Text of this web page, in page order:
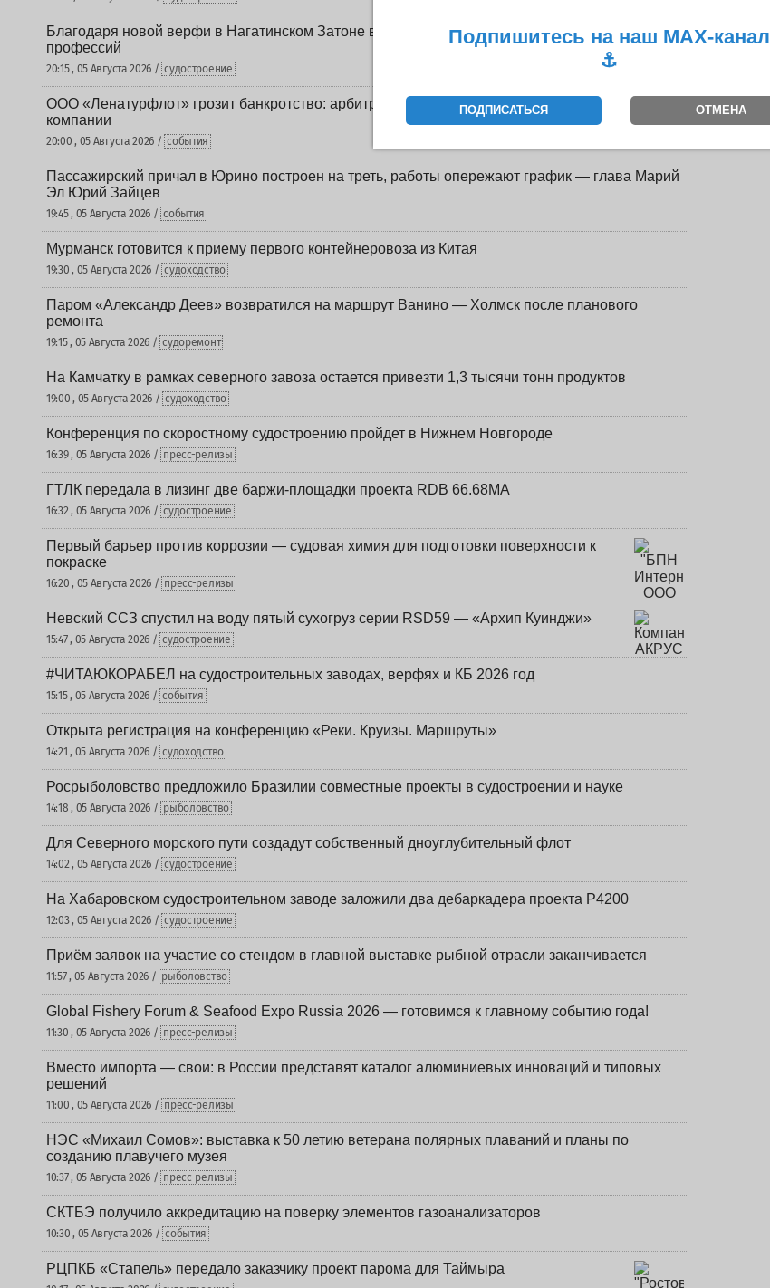
Благодаря новой верфи в Нагатинском Затоне в Москве появилось 10 судостроительных
профессий
20:15 , 05 Августа 2026 / судостроение
ООО «Ленатурфлот» грозит банкротство: арбитраж рассмотрит иск о несостоятельности
компании
20:00 , 05 Августа 2026 / события
Пассажирский причал в Юрино построен на треть, работы опережают график — глава Марий
Эл Юрий Зайцев
19:45 , 05 Августа 2026 / события
Мурманск готовится к приему первого контейнеровоза из Китая
19:30 , 05 Августа 2026 / судоходство
Паром «Александр Деев» возвратился на маршрут Ванино — Холмск после планового
ремонта
19:15 , 05 Августа 2026 / судоремонт
На Камчатку в рамках северного завоза остается привезти 1,3 тысячи тонн продуктов
19:00 , 05 Августа 2026 / судоходство
Конференция по скоростному судостроению пройдет в Нижнем Новгороде
16:39 , 05 Августа 2026 / пресс-релизы
ГТЛК передала в лизинг две баржи-площадки проекта RDB 66.68МА
16:32 , 05 Августа 2026 / судостроение
Первый барьер против коррозии — судовая химия для подготовки поверхности к
покраске
16:20 , 05 Августа 2026 / пресс-релизы
Невский ССЗ спустил на воду пятый сухогруз серии RSD59 — «Архип Куинджи»
15:47 , 05 Августа 2026 / судостроение
#ЧИТАЮКОРАБЕЛ на судостроительных заводах, верфях и КБ 2026 год
15:15 , 05 Августа 2026 / события
Открыта регистрация на конференцию «Реки. Круизы. Маршруты»
14:21 , 05 Августа 2026 / судоходство
Росрыболовство предложило Бразилии совместные проекты в судостроении и науке
14:18 , 05 Августа 2026 / рыболовство
Для Северного морского пути создадут собственный дноуглубительный флот
14:02 , 05 Августа 2026 / судостроение
На Хабаровском судостроительном заводе заложили два дебаркадера проекта Р4200
12:03 , 05 Августа 2026 / судостроение
Приём заявок на участие со стендом в главной выставке рыбной отрасли заканчивается
11:57 , 05 Августа 2026 / рыболовство
Global Fishery Forum & Seafood Expo Russia 2026 — готовимся к главному событию года!
11:30 , 05 Августа 2026 / пресс-релизы
Вместо импорта — свои: в России представят каталог алюминиевых инноваций и типовых
решений
11:00 , 05 Августа 2026 / пресс-релизы
НЭС «Михаил Сомов»: выставка к 50 летию ветерана полярных плаваний и планы по
созданию плавучего музея
10:37 , 05 Августа 2026 / пресс-релизы
СКТБЭ получило аккредитацию на поверку элементов газоанализаторов
10:30 , 05 Августа 2026 / события
РЦПКБ «Стапель» передало заказчику проект парома для Таймыра
Подпишитесь на наш MAX-канал
⚓️
ПОДПИСАТЬСЯ ОТМЕНА